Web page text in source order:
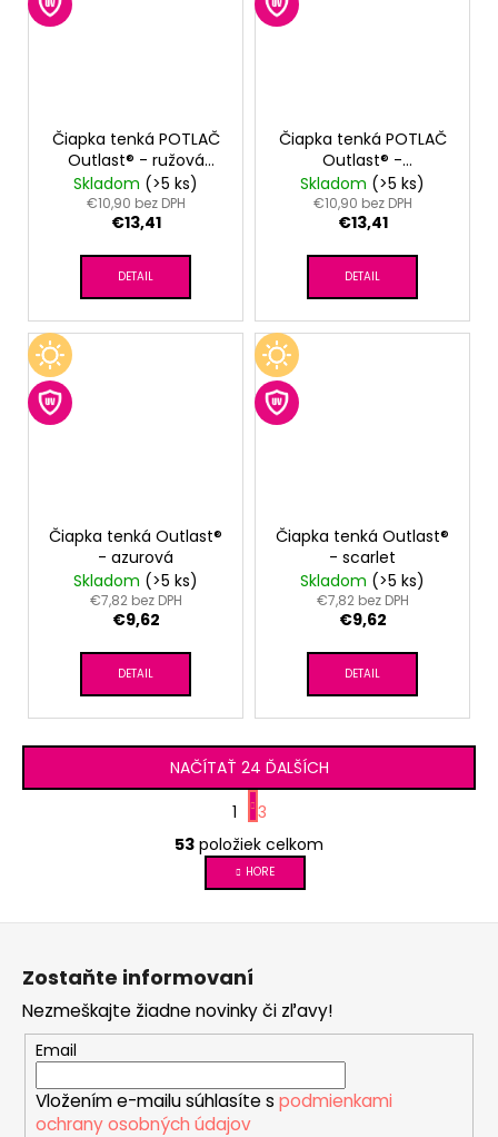
Čiapka tenká POTLAČ
Outlast® - ružová
baby kvietky
Skladom (>5 ks)
€10,90 bez DPH
€13,41
DETAIL
Čiapka tenká POTLAČ
Outlast® -
sv.mentolová kvietky
Skladom (>5 ks)
€10,90 bez DPH
€13,41
DETAIL
Čiapka tenká Outlast®
- azurová
Skladom (>5 ks)
€7,82 bez DPH
€9,62
DETAIL
Čiapka tenká Outlast®
- scarlet
Skladom (>5 ks)
€7,82 bez DPH
€9,62
DETAIL
O
v
l
d
c
i
e
v
k
NAČÍTAŤ 24 ĎALŠÍCH
S
t
r
á
n
o
a
n
i
e
1
3
53 položiek celkom
HORE
Zostaňte informovaní
Nezmeškajte žiadne novinky či zľavy!
Email
Vložením e-mailu súhlasíte s podmienkami
ochrany osobných údajov